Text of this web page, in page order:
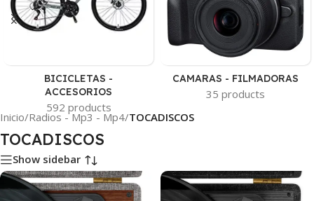
BICICLETAS -
ACCESORIOS
592 products
CAMARAS - FILMADORAS
35 products
Inicio/Radios - Mp3 - Mp4/TOCADISCOS
TOCADISCOS
Show sidebar